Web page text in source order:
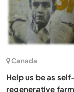
Canada
Help us be as
regenerative